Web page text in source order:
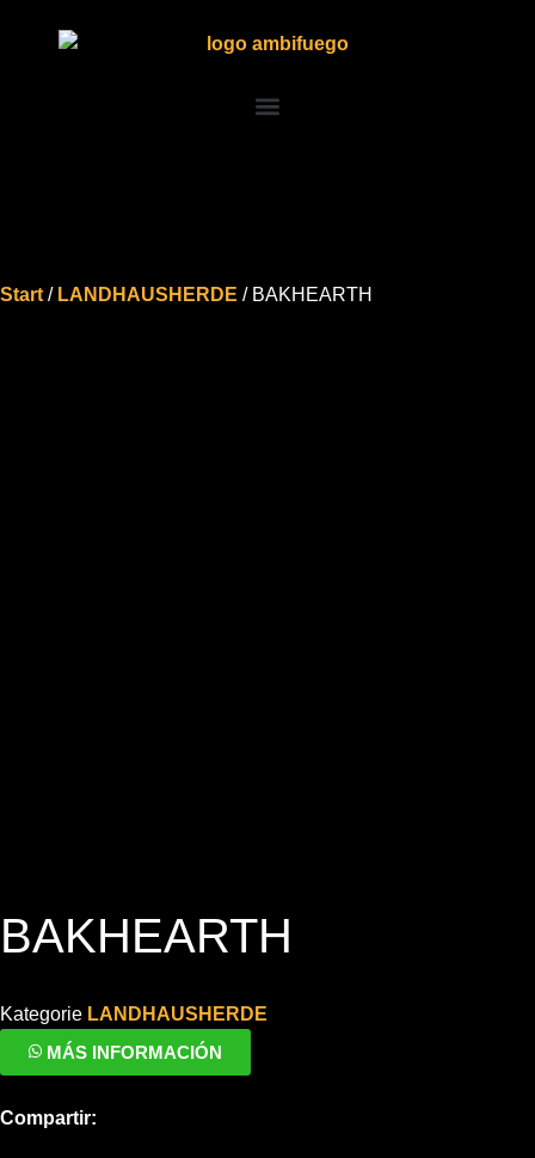
Start / LANDHAUSHERDE / BAKHEARTH
BAKHEARTH
Kategorie LANDHAUSHERDE
MÁS INFORMACIÓN
Compartir: